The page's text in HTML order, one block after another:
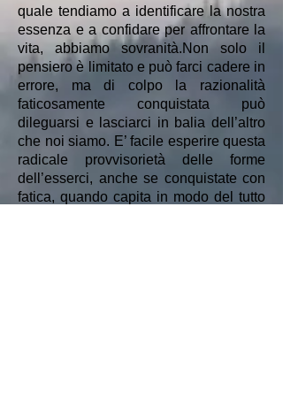
quale tendiamo a identificare la nostra
essenza e a confidare per affrontare la
vita, abbiamo sovranità.Non solo il
pensiero è limitato e può farci cadere in
errore, ma di colpo la razionalità
faticosamente conquistata può
dileguarsi e lasciarci in balia dell’altro
che noi siamo. E’ facile esperire questa
radicale provvisorietà delle forme
dell’esserci, anche se conquistate con
fatica, quando capita in modo del tutto